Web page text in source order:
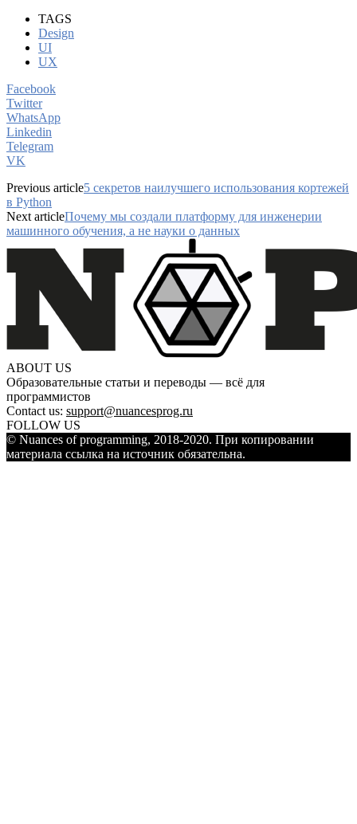
TAGS
Design
UI
UX
Facebook
Twitter
WhatsApp
Linkedin
Telegram
VK
Previous article5 секретов наилучшего использования кортежей
в Python
Next articleПочему мы создали платформу для инженерии
машинного обучения, а не науки о данных
ABOUT US
Образовательные статьи и переводы — всё для
программистов
Contact us: support@nuancesprog.ru
FOLLOW US
© Nuances of programming, 2018-2020. При копировании
материала ссылка на источник обязательна.